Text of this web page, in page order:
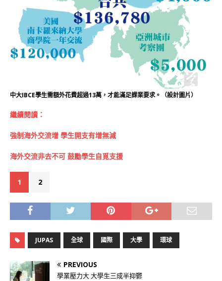
中大IBCE學生需額外花費超過13萬，才能滿足課業要求。（設計圖片）
繼續閱讀：
強制海外交流增 學生開支有增無減
海外交流非去不可 鼓勵學生自覓支援
1 2
JUPAS 全球 國際 大學 環球
PREVIOUS
學業壓力大 大學生三成半抑鬱